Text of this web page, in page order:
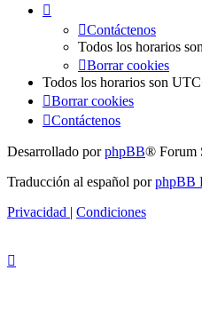
Contáctenos
Todos los horarios son
Borrar cookies
Todos los horarios son
Borrar cookies
Contáctenos
Desarrollado porphpBB® Forum
Traducción al español porphpBB
Privacidad | Condiciones